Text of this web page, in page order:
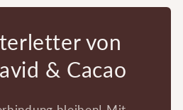
von
& Cacao